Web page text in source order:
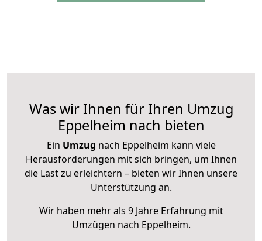
Was wir Ihnen für Ihren Umzug
Eppelheim nach bieten
Ein Umzug nach Eppelheim kann viele
Herausforderungen mit sich bringen, um Ihnen
die Last zu erleichtern – bieten wir Ihnen unsere
Unterstützung an.
Wir haben mehr als 9 Jahre Erfahrung mit
Umzügen nach Eppelheim.